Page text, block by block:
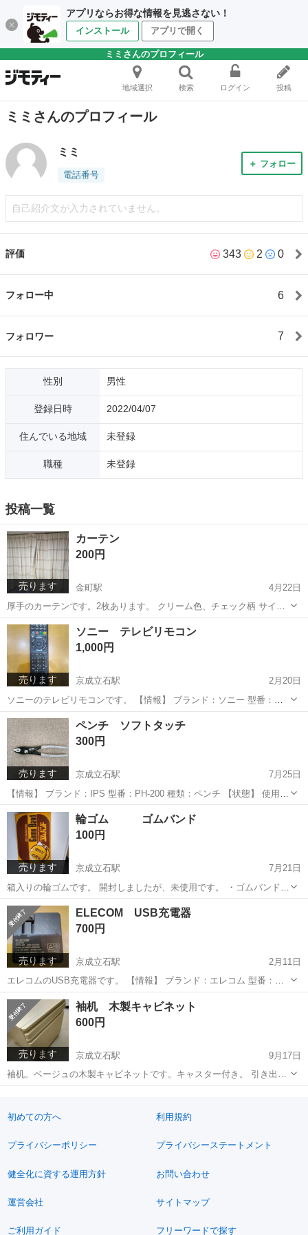
アプリならお得な情報を見逃さない！
インストール アプリで開く
ミミさんのプロフィール
地域選択 検索 ログイン 投稿
ミミさんのプロフィール
ミミ
電話番号
＋ フォロー
自己紹介文が入力されていません。
評価 343 2 0
フォロー中 6
フォロワー 7
性別 男性
登録日時 2022/04/07
住んでいる地域 未登録
職種 未登録
投稿一覧
売ります
カーテン
200円
金町駅
4月22日
厚手のカーテンです。2枚あります。 クリーム色、チェック柄 サイズ
横 約75センチ 縦 約133センチ 横 約75センチ 縦 約126セ
ンチ 少し長さが違います。メジャーでの実測値です。 1枚200円で
す。 奥...
東京 葛飾区 カーテン、ブラインド
売ります
ソニー テレビリモコン
1,000円
京成立石駅
2月20日
ソニーのテレビリモコンです。 【情報】 ブランド：ソニー 型番：
RM-JD028 【状態】 使用感あり 中古品であることをご了承ください。
東京 葛飾区 テレビ
売ります
ペンチ ソフトタッチ
300円
京成立石駅
7月25日
【情報】 ブランド：IPS 型番：PH-200 種類：ペンチ 【状態】 使用感
あり
東京 葛飾区 京成立石駅 その他
売ります
輪ゴム ゴムバンド
100円
京成立石駅
7月21日
箱入りの輪ゴムです。 開封しましたが、未使用です。 ・ゴムバンド
・箱入り ・箱に破れあり ・品番：XA-129 ・実物大標準サイズ
東京 葛飾区 その他
売ります
ELECOM USB充電器
700円
京成立石駅
2月11日
エレコムのUSB充電器です。 【情報】 ブランド：エレコム 型番：
MPA-AC4U001 MODEL：NY-PW071-05004000 入力：100-240V~、
50/60Hz,0.8A 出力1：5V＝2.4A 出力2：...
東京 葛飾区 京成立石駅 その他
売ります
袖机 木製キャビネット
600円
京成立石駅
9月17日
袖机。ベージュの木製キャビネットです。キャスター付き。 引き出し
あり。 ・色：ベージュ ・引き出し付き ・使用感少なめ 幅41✕奥行
ください 時間に...
初めての方へ 利用規約
プライバシーポリシー プライバシーステートメント
健全化に資する運用方針 お問い合わせ
運営会社 サイトマップ
ご利用ガイド フリーワードで探す